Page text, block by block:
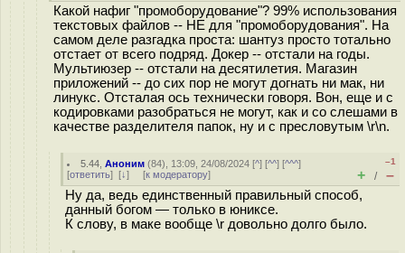
Какой нафиг "промоборудование"? 99% использования
текстовых файлов -- НЕ для "промоборудования". На
самом деле разгадка проста: шантуз просто тотально
отстает от всего подряд. Докер -- отстали на годы.
Мультиюзер -- отстали на десятилетия. Магазин
приложений -- до сих пор не могут догнать ни мак, ни
линукс. Отсталая ось технически говоря. Вон, еще и с
кодировками разобраться не могут, как и со слешами в
качестве разделителя папок, ну и с пресловутым \r\n.
5.44 ,Аноним (84), 13:09, 24/08/2024 [^] [^^] [^^^]
[ответить] [↓] [к модератору]
–1
+ / –
Ну да, ведь единственный правильный способ,
данный богом — только в юниксе.
К слову, в маке вообще \r довольно долго было.